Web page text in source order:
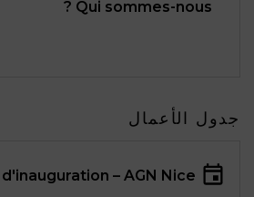
Qui sommes-nous ?
جدول الأعمال
– AGN Nice